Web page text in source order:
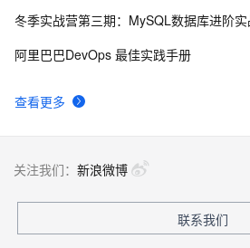
微软Office、金山WPS文档？
查看更多
冬季实战营第三期：MySQL数据库进阶
阿里巴巴DevOps 最佳实践手册
关注我们： 新浪微博
联系我们